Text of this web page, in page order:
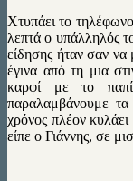
Χτυπάει το
λεπτά ο υπάλληλός
είδησης ήταν σαν να
έγινα από τη μια
καρφί με το
παραλαμβάνουμε
χρόνος πλέον
είπε ο Γιάννης, σε